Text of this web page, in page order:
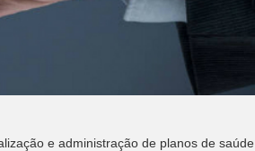
e administração de planos de